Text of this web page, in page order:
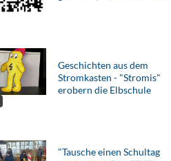
Geschichten aus dem
Stromkasten - "Stromis"
erobern die Elbschule
"Tausche einen Schultag